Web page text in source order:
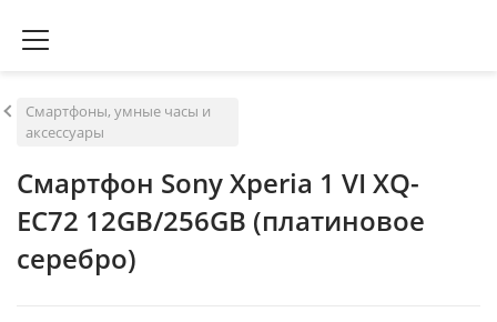
Смартфоны, умные часы и
аксессуары
Смартфон Sony Xperia 1 VI XQ-
EC72 12GB/256GB (платиновое
серебро)